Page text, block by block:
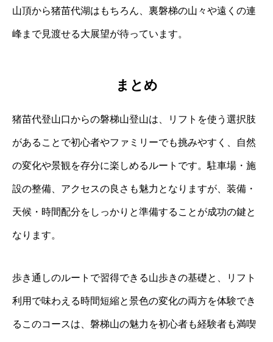
山頂から猪苗代湖はもちろん、裏磐梯の山々や遠くの連
峰まで見渡せる大展望が待っています。
まとめ
猪苗代登山口からの磐梯山登山は、リフトを使う選択肢
があることで初心者やファミリーでも挑みやすく、自然
の変化や景観を存分に楽しめるルートです。駐車場・施
設の整備、アクセスの良さも魅力となりますが、装備・
天候・時間配分をしっかりと準備することが成功の鍵と
なります。
歩き通しのルートで習得できる山歩きの基礎と、リフト
利用で味わえる時間短縮と景色の変化の両方を体験でき
るこのコースは、磐梯山の魅力を初心者も経験者も満喫